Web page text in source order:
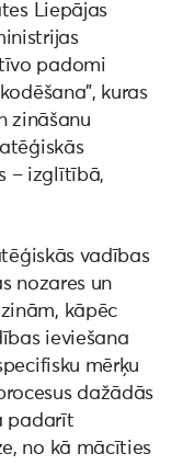
Liepājas
padomi
kuras
zināšanu
– izglītībā,
vadības
nozares un
kāpēc
ieviešana
mērķu
dažādās
padarīt
no kā mācīties